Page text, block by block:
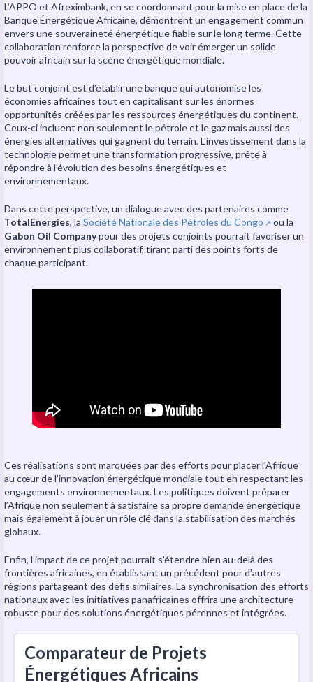
L’APPO et Afreximbank, en se coordonnant pour la mise en place de la
Banque Énergétique Africaine, démontrent un engagement commun
envers une souveraineté énergétique fiable sur le long terme. Cette
collaboration renforce la perspective de voir émerger un solide
pouvoir africain sur la scène énergétique mondiale.
Le but conjoint est d’établir une banque qui autonomise les
économies africaines tout en capitalisant sur les énormes
opportunités créées par les ressources énergétiques du continent.
Ceux-ci incluent non seulement le pétrole et le gaz mais aussi des
énergies alternatives qui gagnent du terrain. L’investissement dans la
technologie permet une transformation progressive, prête à
répondre à l’évolution des besoins énergétiques et
environnementaux.
Dans cette perspective, un dialogue avec des partenaires comme
TotalEnergies, la Société Nationale des Pétroles du Congo ↗️ ou la
Gabon Oil Companypour des projets conjoints pourrait favoriser un
environnement plus collaboratif, tirant parti des points forts de
chaque participant.
Ces réalisations sont marquées par des efforts pour placer l’Afrique
au cœur de l’innovation énergétique mondiale tout en respectant les
engagements environnementaux. Les politiques doivent préparer
l’Afrique non seulement à satisfaire sa propre demande énergétique
mais également à jouer un rôle clé dans la stabilisation des marchés
globaux.
Enfin, l’impact de ce projet pourrait s’étendre bien au-delà des
frontières africaines, en établissant un précédent pour d’autres
régions partageant des défis similaires. La synchronisation des efforts
nationaux avec les initiatives panafricaines offrira une architecture
robuste pour des solutions énergétiques pérennes et intégrées.
Comparateur de Projets
Énergétiques Africains